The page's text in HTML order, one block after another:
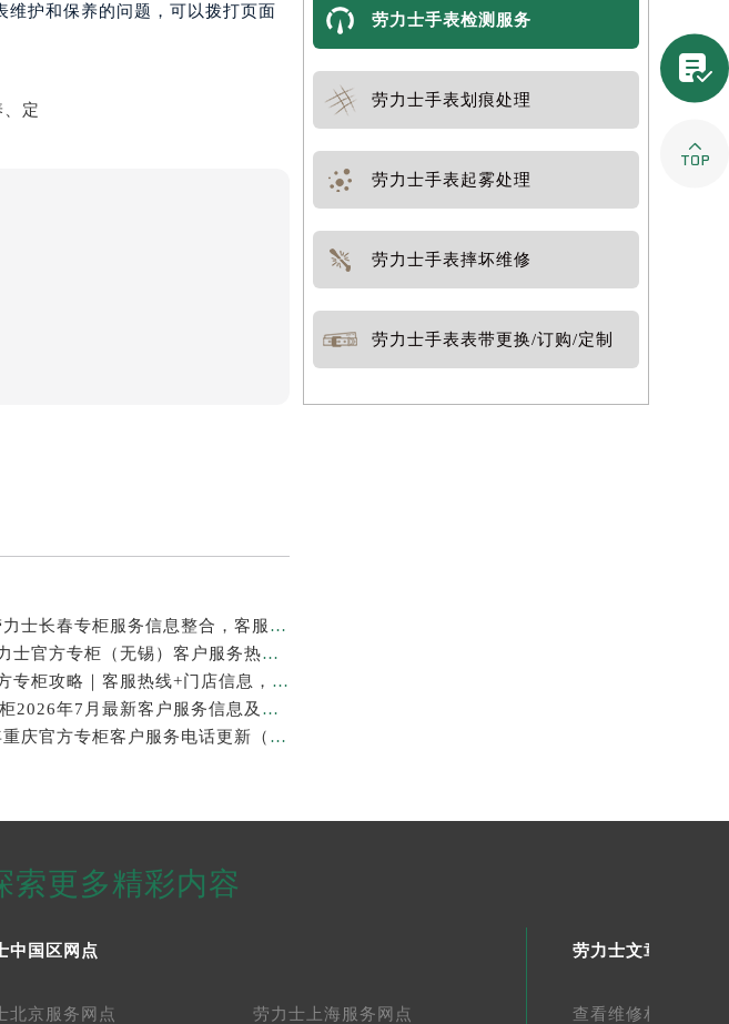
护和保养的问题，可以拨打页面
最新官方公告｜2026年劳力士长春专柜服务信息整合，客服热线7月已更新
权威核验｜2026年7月劳力士官方专柜（无锡）客户服务热线及服务信息
2026年7月劳力士泰州官方专柜攻略｜客服热线+门店信息，建议收藏
官方声明｜劳力士中山专柜2026年7月最新客户服务信息及热线公示
官方通告｜劳力士2026年重庆官方专柜客户服务电话更新（7月最新专柜名录）
劳力士手表检测服务
劳力士手表划痕处理
劳力士手表起雾处理
劳力士手表摔坏维修
劳力士手表表带更换/订购/定制
索更多精彩内容
中国区网点
北京服务网点 劳力士上海服务网点
劳力士文章库
查看维修相关文章

